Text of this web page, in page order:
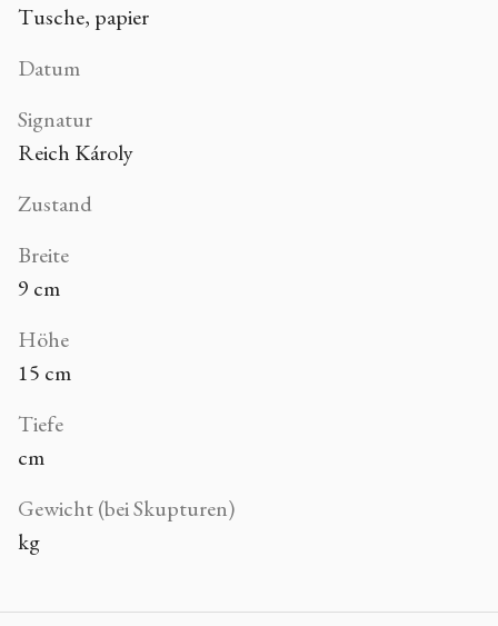
Tusche, papier
Datum
Signatur
Reich Károly
Zustand
Breite
9 cm
Höhe
15 cm
Tiefe
cm
Gewicht (bei Skupturen)
kg